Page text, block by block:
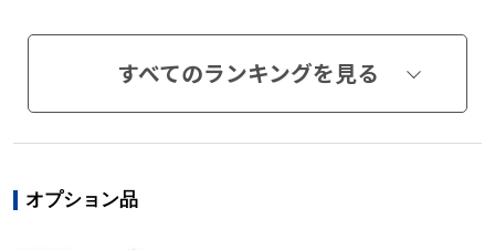
すべてのランキングを見る
オプション品